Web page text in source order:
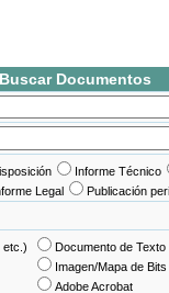
Buscar Documentos
Informe Técnico
Legal
Publicación
etc.)
Documento de
Imagen/Mapa de Bits
Adobe Acrobat